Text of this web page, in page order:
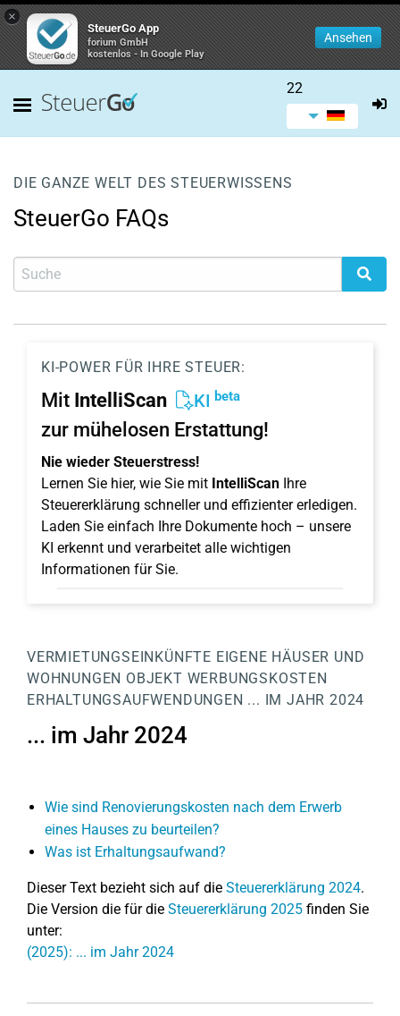
×
SteuerGo App
forium GmbH
kostenlos - In Google Play
Ansehen
22
DIE GANZE WELT DES STEUERWISSENS
SteuerGo FAQs
KI-POWER FÜR IHRE STEUER:
Mit IntelliScan KI beta
zur mühelosen Erstattung!
Nie wieder Steuerstress!
Lernen Sie hier, wie Sie mit IntelliScan Ihre
Steuererklärung schneller und effizienter erledigen.
Laden Sie einfach Ihre Dokumente hoch – unsere
KI erkennt und verarbeitet alle wichtigen
Informationen für Sie.
VERMIETUNGSEINKÜNFTE EIGENE HÄUSER UND
WOHNUNGEN OBJEKT WERBUNGSKOSTEN
ERHALTUNGSAUFWENDUNGEN ... IM JAHR 2024
... im Jahr 2024
Wie sind Renovierungskosten nach dem Erwerb
eines Hauses zu beurteilen?
Was ist Erhaltungsaufwand?
Dieser Text bezieht sich auf die Steuererklärung 2024.
Die Version die für die Steuererklärung 2025 finden Sie
unter:
(2025): ... im Jahr 2024